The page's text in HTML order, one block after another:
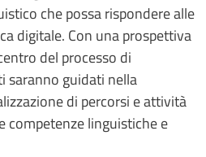
che possa rispondere alle
digitale. Con una prospettiva
del processo di
saranno guidati nella
di percorsi e attività
competenze linguistiche e